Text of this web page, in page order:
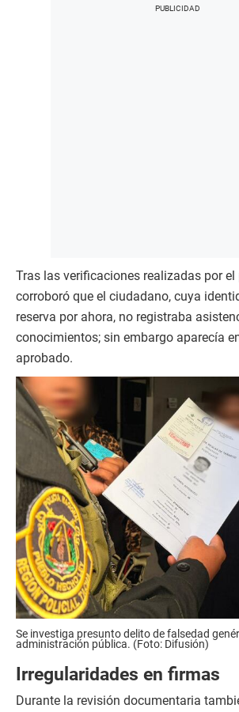
Tras las verificaciones realizadas por el
corroboró que el ciudadano, cuya
reserva por ahora, no registraba
conocimientos; sin embargo aparecía
aprobado.
Se investiga presunto delito de falsedad
administración pública. (Foto: Difusión)
Irregularidades en firmas
Durante la revisión documentaria